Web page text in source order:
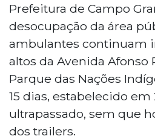
Prefeitura de Campo
desocupação da área
ambulantes continuam
altos da Avenida Afonso
Parque das Nações
15 dias, estabelecido
ultrapassado, sem que
dos trailers.